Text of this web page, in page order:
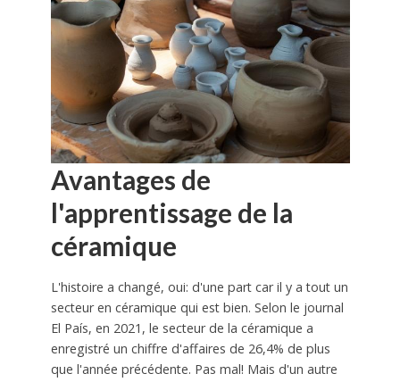
Avantages de
l'apprentissage de la
céramique
L'histoire a changé, oui: d'une part car il y a tout un
secteur en céramique qui est bien. Selon le journal
El País, en 2021, le secteur de la céramique a
enregistré un chiffre d'affaires de 26,4% de plus
que l'année précédente. Pas mal! Mais d'un autre